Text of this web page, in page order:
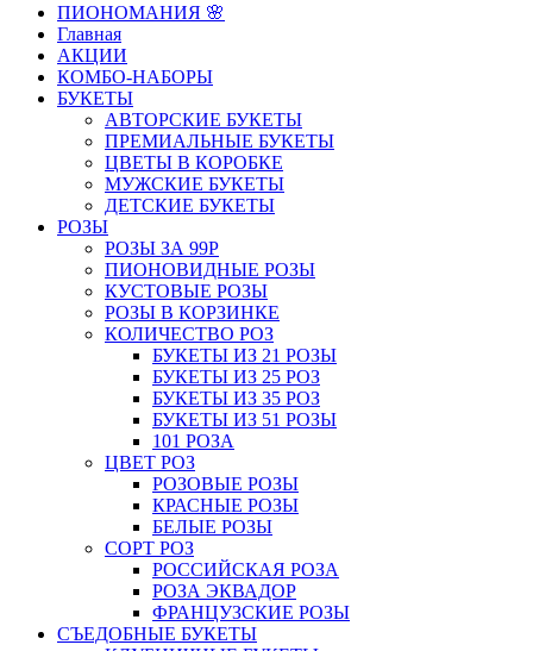
ПИОНОМАНИЯ 🌸
Главная
АКЦИИ
КОМБО-НАБОРЫ
БУКЕТЫ
АВТОРСКИЕ БУКЕТЫ
ПРЕМИАЛЬНЫЕ БУКЕТЫ
ЦВЕТЫ В КОРОБКЕ
МУЖСКИЕ БУКЕТЫ
ДЕТСКИЕ БУКЕТЫ
РОЗЫ
РОЗЫ ЗА 99Р
ПИОНОВИДНЫЕ РОЗЫ
КУСТОВЫЕ РОЗЫ
РОЗЫ В КОРЗИНКЕ
КОЛИЧЕСТВО РОЗ
БУКЕТЫ ИЗ 21 РОЗЫ
БУКЕТЫ ИЗ 25 РОЗ
БУКЕТЫ ИЗ 35 РОЗ
БУКЕТЫ ИЗ 51 РОЗЫ
101 РОЗА
ЦВЕТ РОЗ
РОЗОВЫЕ РОЗЫ
КРАСНЫЕ РОЗЫ
БЕЛЫЕ РОЗЫ
СОРТ РОЗ
РОССИЙСКАЯ РОЗА
РОЗА ЭКВАДОР
ФРАНЦУЗСКИЕ РОЗЫ
СЪЕДОБНЫЕ БУКЕТЫ